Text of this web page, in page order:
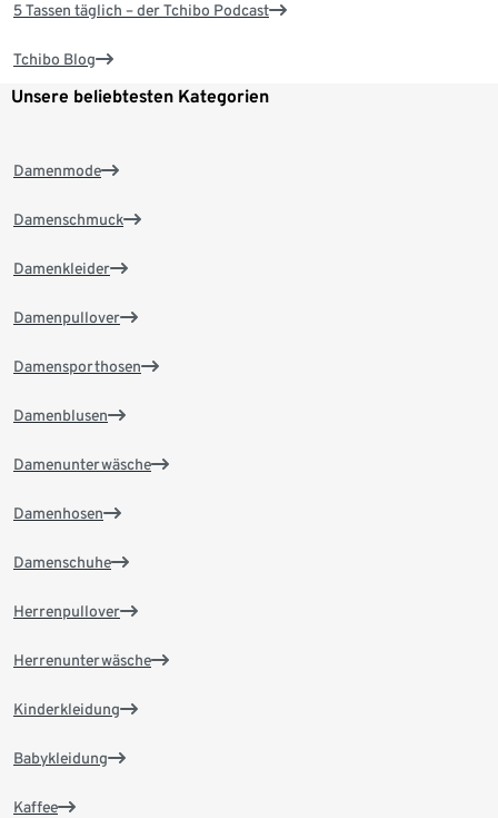
5 Tassen täglich – der Tchibo Podcast
Tchibo Blog
Unsere beliebtesten Kategorien
Damenmode
Damenschmuck
Damenkleider
Damenpullover
Damensporthosen
Damenblusen
Damenunterwäsche
Damenhosen
Damenschuhe
Herrenpullover
Herrenunterwäsche
Kinderkleidung
Babykleidung
Kaffee